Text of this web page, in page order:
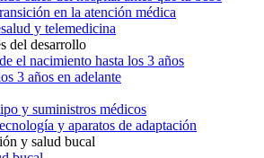
en la atención médica
y telemedicina
del desarrollo
el nacimiento hasta los 3 años
3 años en adelante
y suministros médicos
y aparatos de adaptación
y salud bucal